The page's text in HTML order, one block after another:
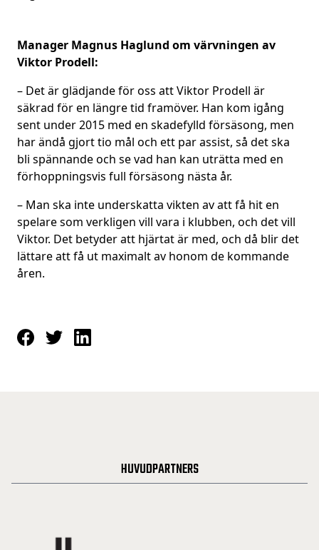
Manager Magnus Haglund om värvningen av
Viktor Prodell:
– Det är glädjande för oss att Viktor Prodell är
säkrad för en längre tid framöver. Han kom igång
sent under 2015 med en skadefylld försäsong, men
har ändå gjort tio mål och ett par assist, så det ska
bli spännande och se vad han kan uträtta med en
förhoppningsvis full försäsong nästa år.
– Man ska inte underskatta vikten av att få hit en
spelare som verkligen vill vara i klubben, och det vill
Viktor. Det betyder att hjärtat är med, och då blir det
lättare att få ut maximalt av honom de kommande
åren.
HUVUDPARTNERS